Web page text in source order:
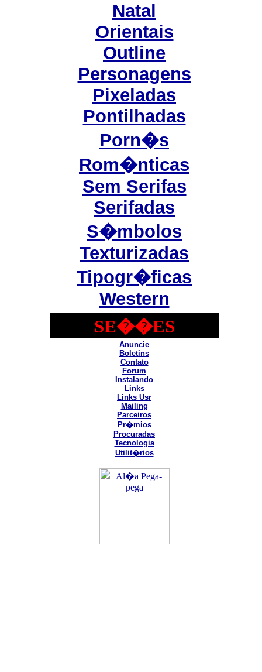
Natal
Orientais
Outline
Personagens
Pixeladas
Pontilhadas
Porn�s
Rom�nticas
Sem Serifas
Serifadas
S�mbolos
Texturizadas
Tipogr�ficas
Western
SE��ES
Anuncie
Boletins
Contato
Forum
Instalando
Links
Links Usr
Mailing
Parceiros
Pr�mios
Procuradas
Tecnologia
Utilit�rios